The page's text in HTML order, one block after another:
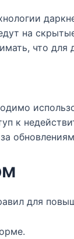
на
что
к
для